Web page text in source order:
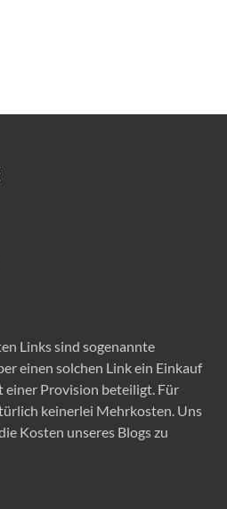
Links sind sogenannte
einen solchen Link ein Einkauf
einer Provision beteiligt. Für
keinerlei Mehrkosten. Uns
Kosten unseres Blogs zu